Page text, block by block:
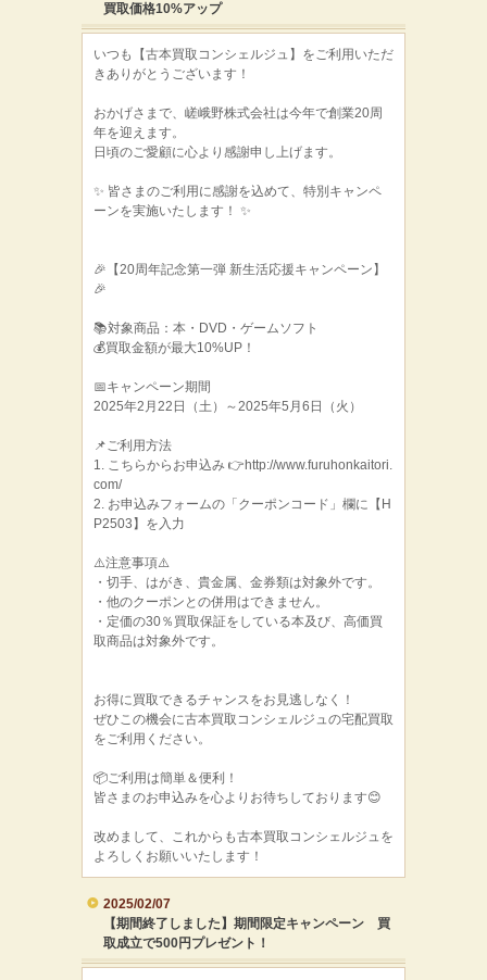
買取価格10%アップ
いつも【古本買取コンシェルジュ】をご利用いただ
きありがとうございます！
おかげさまで、嵯峨野株式会社は今年で創業20周
年を迎えます。
日頃のご愛顧に心より感謝申し上げます。
✨ 皆さまのご利用に感謝を込めて、特別キャンペ
ーンを実施いたします！ ✨
🎉【20周年記念第一弾 新生活応援キャンペーン】
🎉
📚対象商品：本・DVD・ゲームソフト
💰買取金額が最大10%UP！
📅キャンペーン期間
2025年2月22日（土）～2025年5月6日（火）
📌ご利用方法
1. こちらからお申込み 👉http://www.furuhonkaitori.
com/
2. お申込みフォームの「クーポンコード」欄に【H
P2503】を入力
⚠️注意事項⚠️
・切手、はがき、貴金属、金券類は対象外です。
・他のクーポンとの併用はできません。
・定価の30％買取保証をしている本及び、高価買
取商品は対象外です。
お得に買取できるチャンスをお見逃しなく！
ぜひこの機会に古本買取コンシェルジュの宅配買取
をご利用ください。
📦ご利用は簡単＆便利！
皆さまのお申込みを心よりお待ちしております😊
改めまして、これからも古本買取コンシェルジュを
よろしくお願いいたします！
2025/02/07
【期間終了しました】期間限定キャンペーン 買
取成立で500円プレゼント！